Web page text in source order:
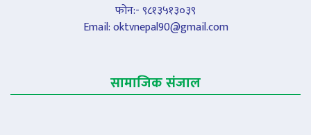
फोन:- ९८१३५१३०३९
Email:oktvnepal90@gmail.com
सामाजिक संजाल